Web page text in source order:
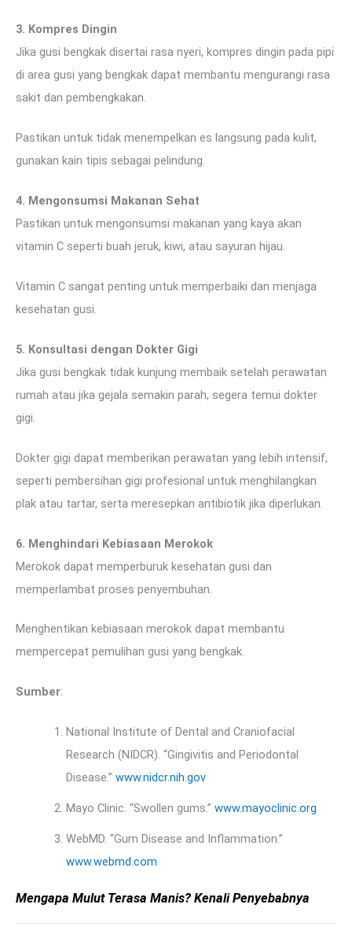
3. Kompres Dingin
Jika gusi bengkak disertai rasa nyeri, kompres dingin pada pipi
di area gusi yang bengkak dapat membantu mengurangi rasa
sakit dan pembengkakan.
Pastikan untuk tidak menempelkan es langsung pada kulit,
gunakan kain tipis sebagai pelindung.
4. Mengonsumsi Makanan Sehat
Pastikan untuk mengonsumsi makanan yang kaya akan
vitamin C seperti buah jeruk, kiwi, atau sayuran hijau.
Vitamin C sangat penting untuk memperbaiki dan menjaga
kesehatan gusi.
5. Konsultasi dengan Dokter Gigi
Jika gusi bengkak tidak kunjung membaik setelah perawatan
rumah atau jika gejala semakin parah, segera temui dokter
gigi.
Dokter gigi dapat memberikan perawatan yang lebih intensif,
seperti pembersihan gigi profesional untuk menghilangkan
plak atau tartar, serta meresepkan antibiotik jika diperlukan.
6. Menghindari Kebiasaan Merokok
Merokok dapat memperburuk kesehatan gusi dan
memperlambat proses penyembuhan.
Menghentikan kebiasaan merokok dapat membantu
mempercepat pemulihan gusi yang bengkak.
Sumber:
National Institute of Dental and Craniofacial
Research (NIDCR). “Gingivitis and Periodontal
Disease.” www.nidcr.nih.gov
Mayo Clinic. “Swollen gums.” www.mayoclinic.org
WebMD. “Gum Disease and Inflammation.”
www.webmd.com
Mengapa Mulut Terasa Manis? Kenali Penyebabnya